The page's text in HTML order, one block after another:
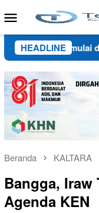
ke
Menu
Mobile
HEADLINE
Dimulai dari
Beranda KALTARA
Bangga, Iraw
Agenda KEN